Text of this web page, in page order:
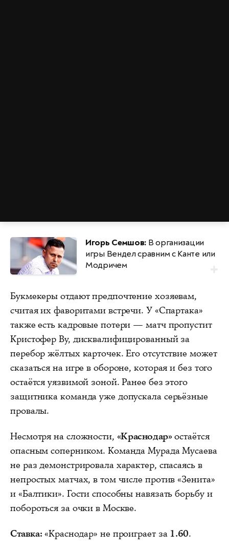
Игорь Семшов: В организации
игры Вендел сравним с Канте или
Модричем
Букмекеры отдают предпочтение хозяевам,
считая их фаворитами встречи. У «Спартака»
также есть кадровые потери — матч пропустит
Кристофер Ву, дисквалифицированный за
перебор жёлтых карточек. Его отсутствие может
сказаться на игре в обороне, которая и без того
остаётся уязвимой зоной. Ранее без этого
защитника команда уже допускала серьёзные
провалы.
Несмотря на сложности, «Краснодар»остаётся
опасным соперником. Команда Мурада Мусаева
не раз демонстрировала характер, спасаясь в
непростых матчах, в том числе против «Зенита»
и «Балтики». Гости способны навязать борьбу и
побороться за очки в Москве.
Ставка: «Краснодар» не проиграет за 1.60.